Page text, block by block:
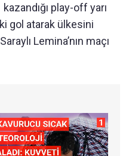
kazandığı play-off yarı
gol atarak ülkesini
Lemina’nın maçı